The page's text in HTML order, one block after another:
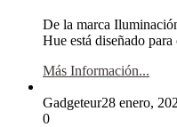
De la marca
Hue está diseñado
Más Información...
Gadgeteur28 enero,
0